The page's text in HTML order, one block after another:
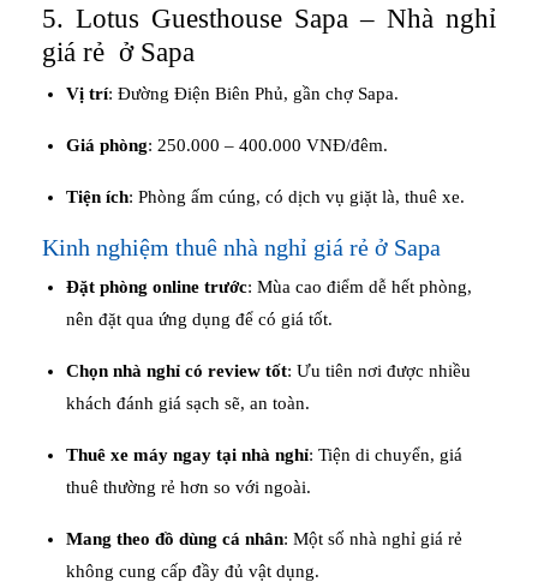
5. Lotus Guesthouse Sapa – Nhà nghỉ
giá rẻ ở Sapa
Vị trí: Đường Điện Biên Phủ, gần chợ Sapa.
Giá phòng: 250.000 – 400.000 VNĐ/đêm.
Tiện ích: Phòng ấm cúng, có dịch vụ giặt là, thuê xe.
Kinh nghiệm thuê nhà nghỉ giá rẻ ở Sapa
Đặt phòng online trước: Mùa cao điểm dễ hết phòng,
nên đặt qua ứng dụng để có giá tốt.
Chọn nhà nghỉ có review tốt: Ưu tiên nơi được nhiều
khách đánh giá sạch sẽ, an toàn.
Thuê xe máy ngay tại nhà nghỉ: Tiện di chuyển, giá
thuê thường rẻ hơn so với ngoài.
Mang theo đồ dùng cá nhân: Một số nhà nghỉ giá rẻ
không cung cấp đầy đủ vật dụng.